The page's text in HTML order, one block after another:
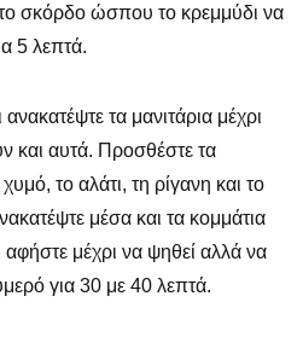
το σκόρδο ώσπου το κρεμμύδι να
5 λεπτά.
τα μανιτάρια μέχρι
και αυτά. Προσθέστε τα
το αλάτι, τη ρίγανη και το
μέσα και τα κομμάτια
μέχρι να ψηθεί αλλά να
για 30 με 40 λεπτά.